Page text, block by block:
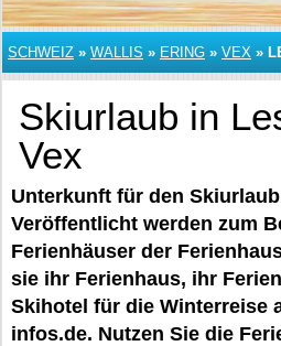
SCHWEIZ » WALLIS » ERING » VEX »
Skiurlaub in
Vex
Unterkunft für den
Veröffentlicht werden zum
Ferienhäuser der
sie ihr Ferienhaus, ihr
Skihotel für die Winterreise
infos.de. Nutzen Sie die